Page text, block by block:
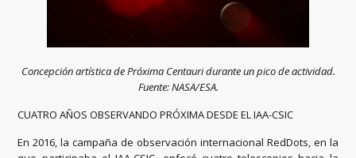
Concepción artística de Próxima Centauri durante un pico de actividad.
Fuente: NASA/ESA.
CUATRO AÑOS OBSERVANDO PRÓXIMA DESDE EL IAA-CSIC
En 2016, la campaña de observación internacional RedDots, en la